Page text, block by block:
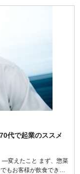
代で起業のススメ
―変えたこと まず、惣菜
もお客様が飲食できる